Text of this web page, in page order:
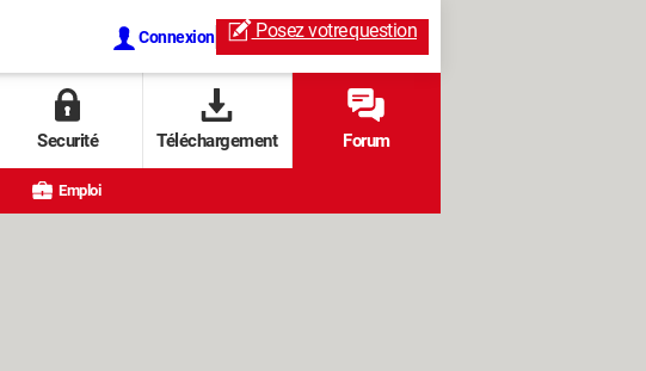
Connexion Posez votrequestion
Securité Téléchargement Forum
Emploi